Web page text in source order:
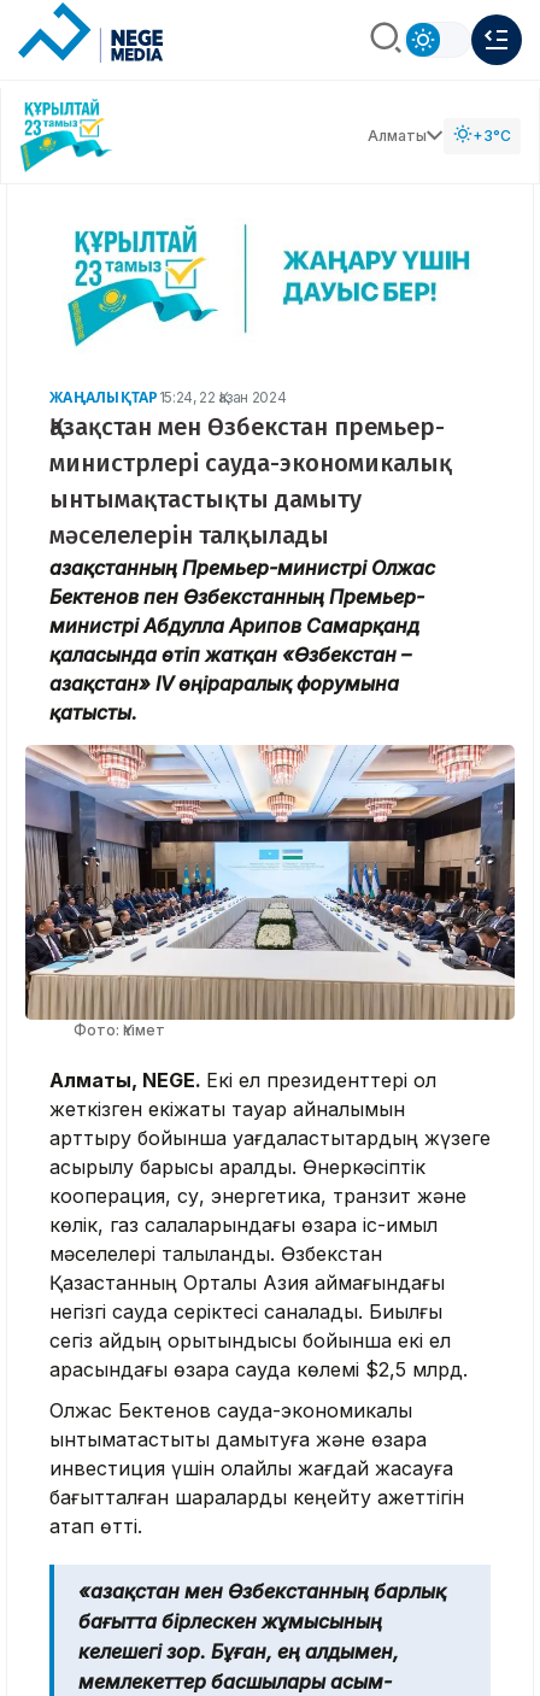
Алматы +3°C
ЖАҢАЛЫҚТАР 15:24, 22 Қазан 2024
Қазақстан мен Өзбекстан премьер-
министрлері сауда-экономикалық
ынтымақтастықты дамыту
мәселелерін талқылады
Қазақстанның Премьер-министрі Олжас
Бектенов пен Өзбекстанның Премьер-
министрі Абдулла Арипов Самарқанд
қаласында өтіп жатқан «Өзбекстан –
Қазақстан» IV өңіраралық форумына
қатысты.
Фото: Үкімет
Алматы, NEGE. Екі ел президенттері қол
жеткізген екіжақты тауар айналымын
арттыру бойынша уағдаластықтардың жүзеге
асырылу барысы қаралды. Өнеркәсіптік
кооперация, су, энергетика, транзит және
көлік, газ салаларындағы өзара іс-қимыл
мәселелері талқыланды. Өзбекстан
Қазақстанның Орталық Азия аймағындағы
негізгі сауда серіктесі саналады. Биылғы
сегіз айдың қорытындысы бойынша екі ел
арасындағы өзара сауда көлемі $2,5 млрд.
Олжас Бектенов сауда-экономикалық
ынтымақтастықты дамытуға және өзара
инвестиция үшін қолайлы жағдай жасауға
бағытталған шараларды кеңейту қажеттігін
атап өтті.
«Қазақстан мен Өзбекстанның барлық
бағытта бірлескен жұмысының
келешегі зор. Бұған, ең алдымен,
мемлекеттер басшылары Қасым-